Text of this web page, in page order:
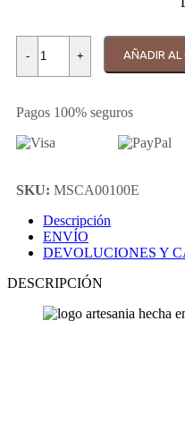
-
Correa fantasía amarilla para
+ AÑADIR AL
Pagos 100% seguros
SKU: MSCA00100E
Descripción
ENVÍO
DEVOLUCIONES Y
DESCRIPCIÓN